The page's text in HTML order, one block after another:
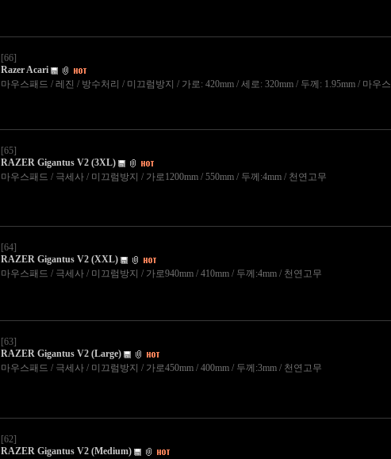
[66]
Razer Acari
마우스패드 / 레진 / 방수처리 / 미끄럼방지 / 가로: 420mm / 세로: 320mm / 두께: 1.95mm / 마우스
[65]
RAZER Gigantus V2 (3XL)
마우스패드 / 극세사 / 미끄럼방지 / 가로1200mm / 550mm / 두께:4mm / 천연고무
[64]
RAZER Gigantus V2 (XXL)
마우스패드 / 극세사 / 미끄럼방지 / 가로940mm / 410mm / 두께:4mm / 천연고무
[63]
RAZER Gigantus V2 (Large)
마우스패드 / 극세사 / 미끄럼방지 / 가로450mm / 400mm / 두께:3mm / 천연고무
[62]
RAZER Gigantus V2 (Medium)